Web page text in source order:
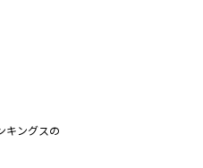
キングスの